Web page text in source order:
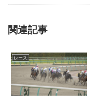
関連記事
レース